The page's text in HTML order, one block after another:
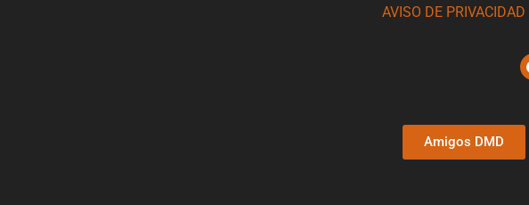
AVISO DE PRIVACIDAD
Amigos DMD